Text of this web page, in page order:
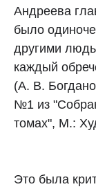
Андреева
было
другими
каждый
(А. В.
№1 из
томах", М.:
Это была